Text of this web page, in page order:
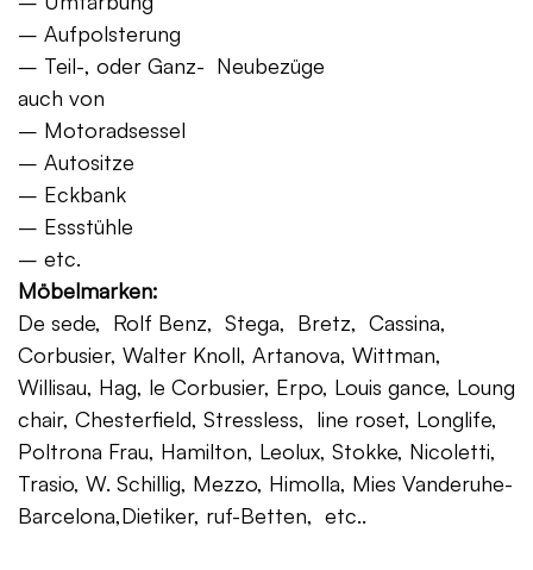
– Aufpolsterung
– Teil-, oder Ganz- Neubezüge
auch von
– Motoradsessel
– Autositze
– Eckbank
– Essstühle
– etc.
Möbelmarken:
De sede, Rolf Benz, Stega, Bretz, Cassina,
Corbusier, Walter Knoll, Artanova, Wittman,
Willisau, Hag, le Corbusier, Erpo, Louis gance, Loung
chair, Chesterfield, Stressless, line roset, Longlife,
Poltrona Frau, Hamilton, Leolux, Stokke, Nicoletti,
Trasio, W. Schillig, Mezzo, Himolla, Mies Vanderuhe-
Barcelona,Dietiker, ruf-Betten, etc..